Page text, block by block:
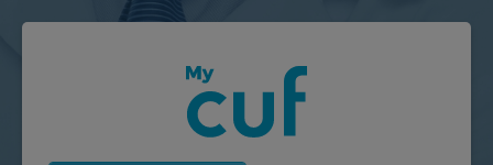
Passar para o conteúdo principal